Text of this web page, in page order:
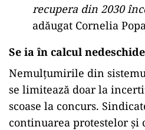
recupera din 2030
adăugat Cornelia
Se ia în calcul
Nemulțumirile din
se limitează doar la
scoase la concurs.
continuarea protestelor și